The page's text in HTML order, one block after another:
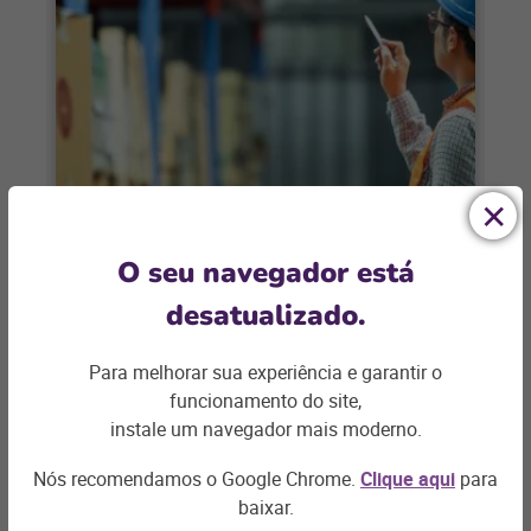
Big retail: o desafio de gerenciar
bem os estoques na Black Friday e
Com dois grandes eventos se
aproximando, confira 4 dicas importantes
para acertar na gestão do seu estoque,
dar mais eficiência
+ saiba mais
O seu navegador está
desatualizado.
Para melhorar sua experiência e garantir o
funcionamento do site,
instale um navegador mais moderno.
Nós recomendamos o Google Chrome. Clique aqui para
baixar.